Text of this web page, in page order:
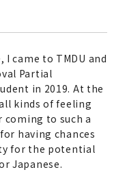
came to TMDU and
Partial
in 2019. At the
kinds of feeling
coming to such a
having chances
for the potential
Japanese.